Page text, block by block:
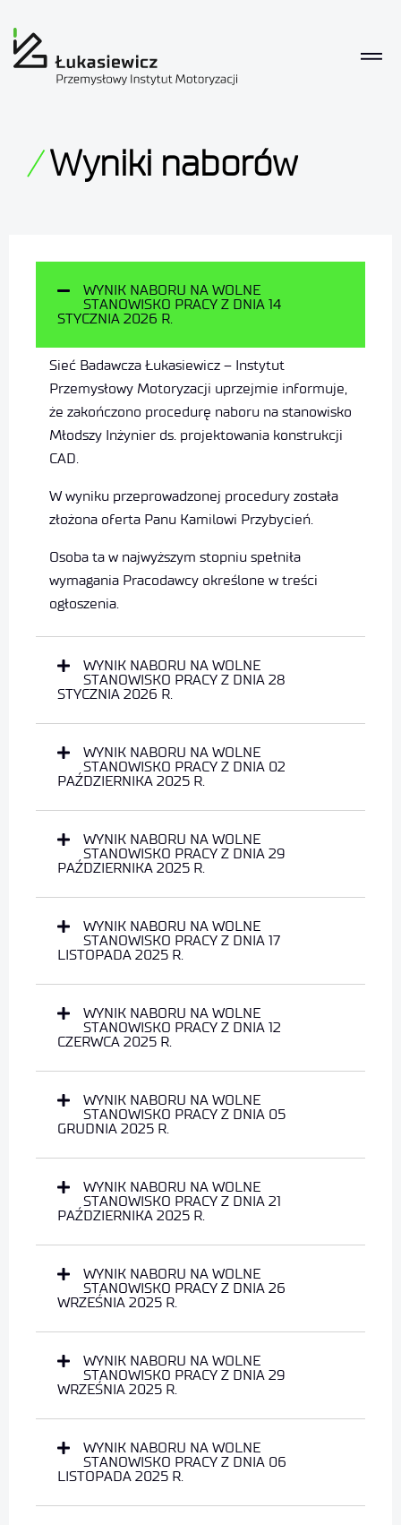
Wyniki naborów
WYNIK NABORU NA WOLNE
STANOWISKO PRACY Z DNIA 14
STYCZNIA 2026 R.
Sieć Badawcza Łukasiewicz – Instytut
Przemysłowy Motoryzacji uprzejmie informuje,
że zakończono procedurę naboru na stanowisko
Młodszy Inżynier ds. projektowania konstrukcji
CAD.
W wyniku przeprowadzonej procedury została
złożona oferta Panu Kamilowi Przybycień.
Osoba ta w najwyższym stopniu spełniła
wymagania Pracodawcy określone w treści
ogłoszenia.
WYNIK NABORU NA WOLNE
STANOWISKO PRACY Z DNIA 28
STYCZNIA 2026 R.
WYNIK NABORU NA WOLNE
STANOWISKO PRACY Z DNIA 02
PAŹDZIERNIKA 2025 R.
WYNIK NABORU NA WOLNE
STANOWISKO PRACY Z DNIA 29
PAŹDZIERNIKA 2025 R.
WYNIK NABORU NA WOLNE
STANOWISKO PRACY Z DNIA 17
LISTOPADA 2025 R.
WYNIK NABORU NA WOLNE
STANOWISKO PRACY Z DNIA 12
CZERWCA 2025 R.
WYNIK NABORU NA WOLNE
STANOWISKO PRACY Z DNIA 05
GRUDNIA 2025 R.
WYNIK NABORU NA WOLNE
STANOWISKO PRACY Z DNIA 21
PAŹDZIERNIKA 2025 R.
WYNIK NABORU NA WOLNE
STANOWISKO PRACY Z DNIA 26
WRZEŚNIA 2025 R.
WYNIK NABORU NA WOLNE
STANOWISKO PRACY Z DNIA 29
WRZEŚNIA 2025 R.
WYNIK NABORU NA WOLNE
STANOWISKO PRACY Z DNIA 06
LISTOPADA 2025 R.